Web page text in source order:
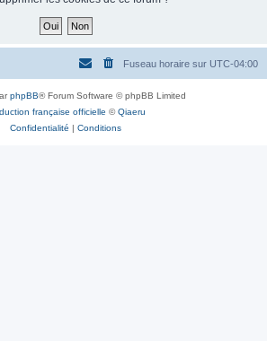
Fuseau horaire sur UTC-04:00
phpBB® Forum Software © phpBB Limited
française officielle ©Qiaeru
Confidentialité | Conditions